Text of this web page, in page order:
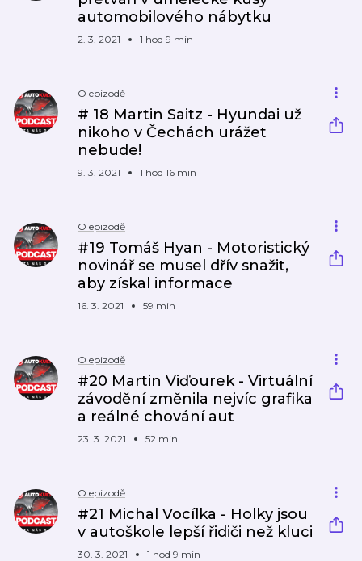
automobilového nábytku
2. 3. 2021 1 hod 9 min
O epizodě
# 18 Martin Saitz - Hyundai už
nikoho v Čechách urážet
nebude!
9. 3. 2021 1 hod 16 min
O epizodě
#19 Tomáš Hyan - Motoristický
novinář se musel dřív snažit,
aby získal informace
16. 3. 2021 59 min
O epizodě
#20 Martin Viďourek - Virtuální
závodění změnila nejvíc grafika
a reálné chování aut
23. 3. 2021 52 min
O epizodě
#21 Michal Vocílka - Holky jsou
v autoškole lepší řidiči než kluci
30. 3. 2021 1 hod 9 min